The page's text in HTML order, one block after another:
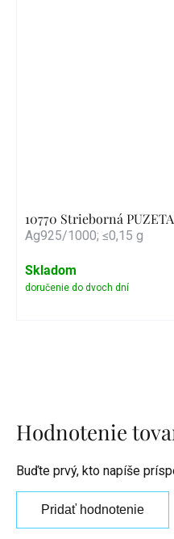
10770 Strieborná
Ag925/1000; ≤0,15 g
Skladom
Hodnotenie
Buďte prvý, kto napíše
Pridať hodnotenie